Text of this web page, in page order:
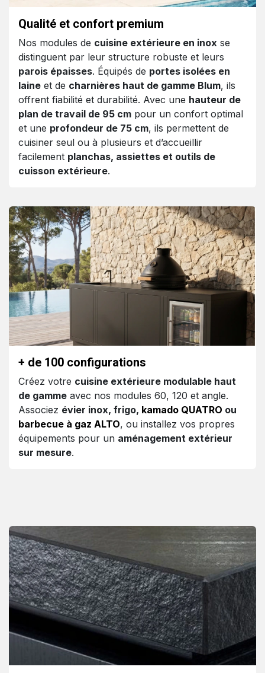
Qualité et confort premium
Nos modules de cuisine extérieure en inox se
distinguent par leur structure robuste et leurs
parois épaisses. Équipés de portes isolées en
laine et de charnières haut de gamme Blum, ils
offrent fiabilité et durabilité. Avec une hauteur de
plan de travail de 95 cm pour un confort optimal
et une profondeur de 75 cm, ils permettent de
cuisiner seul ou à plusieurs et d’accueillir
facilement planchas, assiettes et outils de
cuisson extérieure.
+ de 100 configurations
Créez votre cuisine extérieure modulable haut
de gamme avec nos modules 60, 120 et angle.
Associez évier inox, frigo, kamado QUATRO ou
barbecue à gaz ALTO, ou installez vos propres
équipements pour un aménagement extérieur
sur mesure.